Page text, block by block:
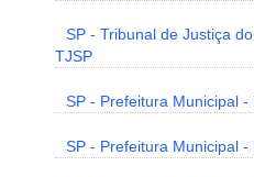
SP - Tribunal de Justiça
TJSP
SP - Prefeitura Municipal
SP - Prefeitura Municipal